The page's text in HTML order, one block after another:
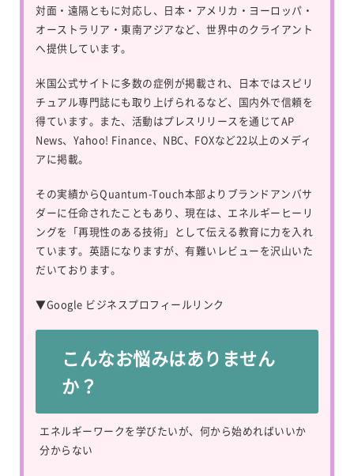
対面・遠隔ともに対応し、日本・アメリカ・ヨーロッパ・
オーストラリア・東南アジアなど、世界中のクライアント
へ提供しています。
米国公式サイトに多数の症例が掲載され、日本ではスピリ
チュアル専門誌にも取り上げられるなど、国内外で信頼を
得ています。また、活動はプレスリリースを通じてAP
News、Yahoo! Finance、NBC、FOXなど22以上のメディ
アに掲載。
その実績からQuantum-Touch本部よりブランドアンバサ
ダーに任命されたこともあり、現在は、エネルギーヒーリ
ングを「再現性のある技術」として伝える教育に力を入れ
ています。英語になりますが、有難いレビューを沢山いた
だいております。
▼Google ビジネスプロフィールリンク
こんなお悩みはありません
か？
エネルギーワークを学びたいが、何から始めればいいか
分からない